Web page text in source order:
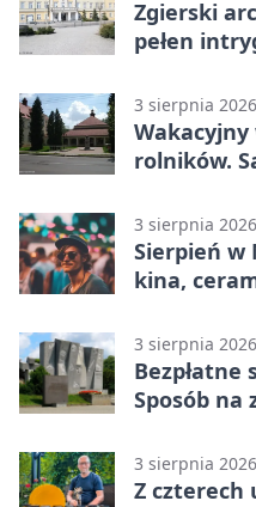
Zgierski
pełen
3 sierpnia 2026
Wakacyjny
rolników.
3 sierpnia 2026
Sierpień w
kina,
3 sierpnia 2026
Bezpłatne
Sposób na
3 sierpnia 2026
Z czterech